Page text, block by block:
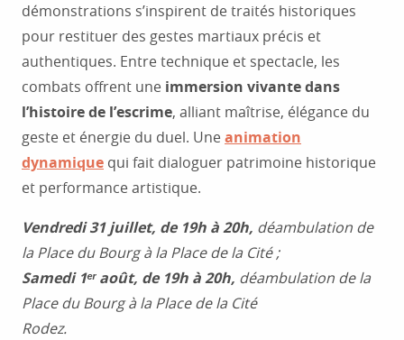
démonstrations s’inspirent de traités historiques
pour restituer des gestes martiaux précis et
authentiques. Entre technique et spectacle, les
combats offrent une immersion vivante dans
l’histoire de l’escrime, alliant maîtrise, élégance du
geste et énergie du duel. Uneanimation
dynamique qui fait dialoguer patrimoine historique
et performance artistique.
Vendredi 31 juillet, de 19h à 20h, déambulation de
la Place du Bourg à la Place de la Cité ;
Samedi 1ᵉʳ août, de 19h à 20h, déambulation de la
Place du Bourg à la Place de la Cité
Rodez.